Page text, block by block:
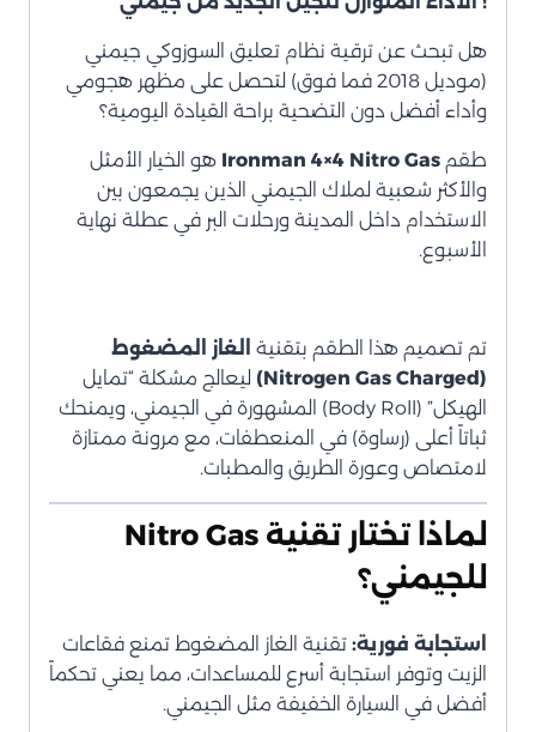
هل تبحث عن ترقية نظام تعليق السوزوكي جيمني
(موديل 2018 فما فوق) لتحصل على مظهر هجومي
وأداء أفضل دون التضحية براحة القيادة اليومية؟
طقم Ironman 4×4 Nitro Gas هو الخيار الأمثل
والأكثر شعبية لملاك الجيمني الذين يجمعون بين
الاستخدام داخل المدينة ورحلات البر في عطلة نهاية
الأسبوع.
تم تصميم هذا الطقم بتقنية
الغاز المضغوط
(Nitrogen Gas Charged)
ليعالج مشكلة “تمايل
الهيكل” (Body Roll) المشهورة في الجيمني، ويمنحك
ثباتاً أعلى (رساوة) في المنعطفات، مع مرونة ممتازة
لامتصاص وعورة الطريق والمطبات.
لماذا تختار تقنية Nitro Gas
للجيمني؟
استجابة فورية: تقنية الغاز المضغوط تمنع فقاعات
الزيت وتوفر استجابة أسرع للمساعدات، مما يعني تحكماً
أفضل في السيارة الخفيفة مثل الجيمني.